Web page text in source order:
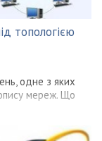
топологією
одне з яких
мереж. Що